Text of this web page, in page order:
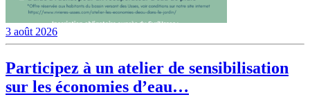
3 août 2026
Participez à un atelier de sensibilisation
sur les économies d’eau…